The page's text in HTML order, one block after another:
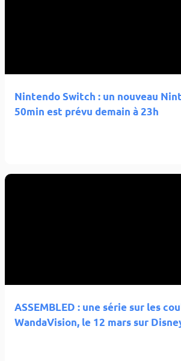
Nintendo Switch : un nouveau
50min est prévu demain à 23h
ASSEMBLED : une série sur les
WandaVision, le 12 mars sur